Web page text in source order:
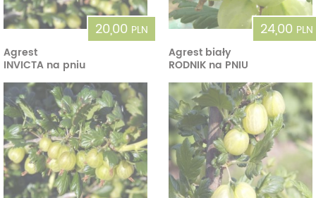
20,00 PLN
Agrest
INVICTA na pniu
24,00 PLN
Agrest biały
RODNIK na PNIU